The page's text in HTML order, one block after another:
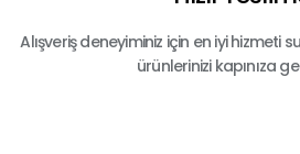
Alışveriş deneyiminiz için en iyi hizmeti
ürünlerinizi kapınıza